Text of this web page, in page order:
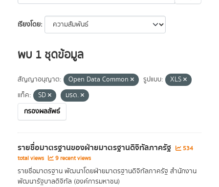
เรียงโดย
พบ 1 ชุดข้อมูล
สัญญาอนุญาต: Open Data Common รูปแบบ:
XLS
แท็ค:
SD
มรด.
กรองผลลัพธ์
รายชื่อมาตรฐานของฝ่ายมาตรฐานดิจิทัลภาครัฐ
534
total views
9 recent views
รายชื่อมาตรฐาน พัฒนาโดยฝ่ายมาตรฐานดิจิทัลภาครัฐ สำนักงาน
พัฒนารัฐบาลดิจิทัล (องค์การมหาชน)